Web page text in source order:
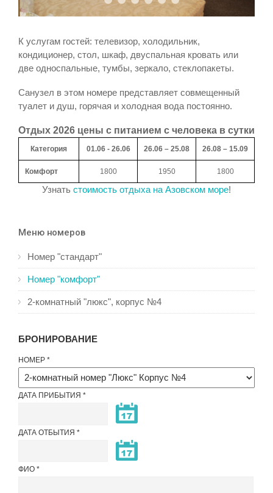
К услугам гостей: телевизор, холодильник,
кондиционер, стол, шкаф, двуспальная кровать или
две односпальные, тумбы, зеркало, стеклопакеты.
Санузел в этом номере представляет совмещенный
туалет и душ, горячая и холодная вода постоянно.
Отдых 2026 цены с питанием с человека в сутки
Категория 01.06 - 26.06 26.06 – 25.08 26.08 – 15.09
Комфорт 1800 1950 1800
Узнать стоимость отдыха на Азовском море!
Меню номеров
Номер "стандарт"
Номер "комфорт"
2-комнатный "люкс", корпус №4
БРОНИРОВАНИЕ
НОМЕР
ДАТА ПРИБЫТИЯ
ДАТА ОТБЫТИЯ
ФИО